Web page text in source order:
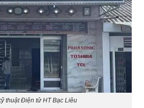
thuật Điện tử HT Bạc Liêu